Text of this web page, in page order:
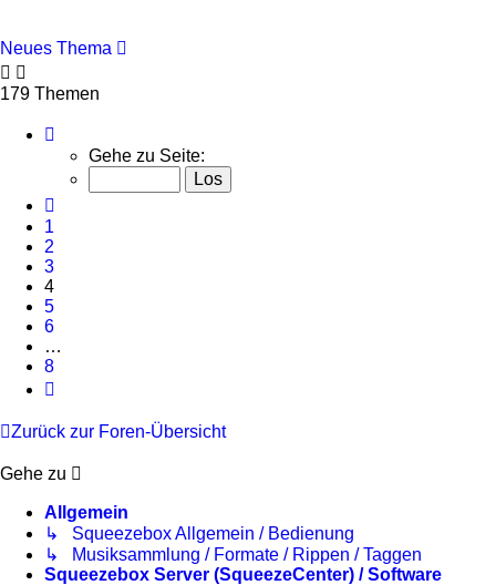
Neues Thema
179 Themen
Gehe zu Seite:
1
2
3
4
5
6
…
8
Zurück zur Foren-Übersicht
Gehe zu
Allgemein
↳ Squeezebox Allgemein / Bedienung
↳ Musiksammlung / Formate / Rippen / Taggen
Squeezebox Server (SqueezeCenter) / Software